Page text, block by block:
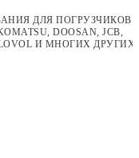
ДЛЯ ПОГРУЗЧИКОВ
DOOSAN, JCB,
LOVOL И МНОГИХ ДРУГИХ